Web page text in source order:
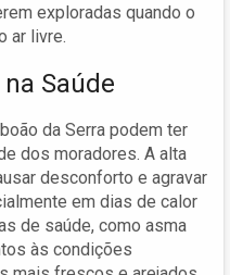
exploradas quando o
ar livre.
Saúde
da Serra podem ter
dos moradores. A alta
desconforto e agravar
em dias de calor
de saúde, como asma
às condições